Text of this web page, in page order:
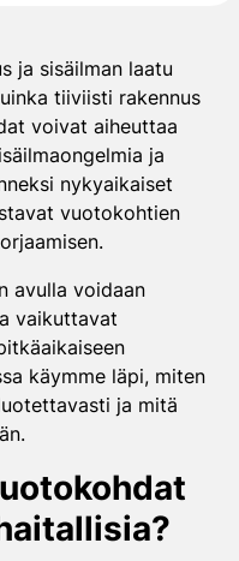
ja sisäilman laatu
tiiviisti rakennus
voivat aiheuttaa
ja
nykyaikaiset
vuotokohtien
avulla voidaan
vaikuttavat
käymme läpi, miten
ja mitä